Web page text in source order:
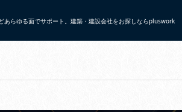
あらゆる面でサポート。建築・建設会社をお探しならpluswork